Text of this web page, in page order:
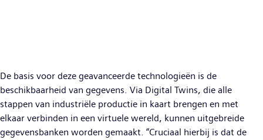
De basis voor deze geavanceerde technologieën is de
beschikbaarheid van gegevens. Via Digital Twins, die alle
stappen van industriële productie in kaart brengen en met
elkaar verbinden in een virtuele wereld, kunnen uitgebreide
gegevensbanken worden gemaakt. “Cruciaal hierbij is dat de